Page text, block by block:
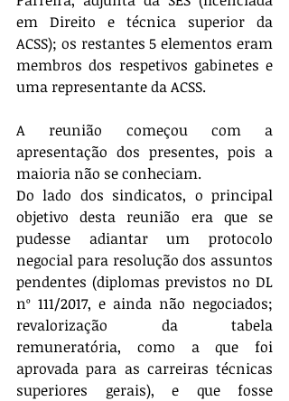
em Direito e técnica superior da
ACSS); os restantes 5 elementos eram
membros dos respetivos gabinetes e
uma representante da ACSS.
A reunião começou com a
apresentação dos presentes, pois a
maioria não se conheciam.
Do lado dos sindicatos, o principal
objetivo desta reunião era que se
pudesse adiantar um protocolo
negocial para resolução dos assuntos
pendentes (diplomas previstos no DL
nº 111/2017, e ainda não negociados;
revalorização da tabela
remuneratória, como a que foi
aprovada para as carreiras técnicas
superiores gerais), e que fosse